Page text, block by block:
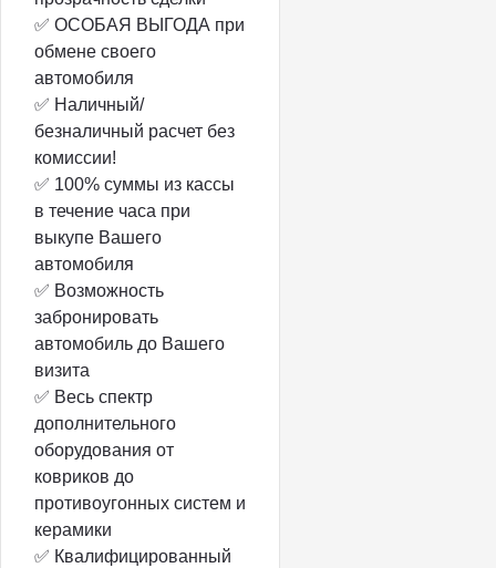
✅ ОСОБАЯ ВЫГОДА при
обмене своего
автомобиля
✅ Наличный/
безналичный расчет без
комиссии!
✅ 100% суммы из кассы
в течение часа при
выкупе Вашего
автомобиля
✅ Возможность
забронировать
автомобиль до Вашего
визита
✅ Весь спектр
дополнительного
оборудования от
ковриков до
противоугонных систем и
керамики
✅ Квалифицированный